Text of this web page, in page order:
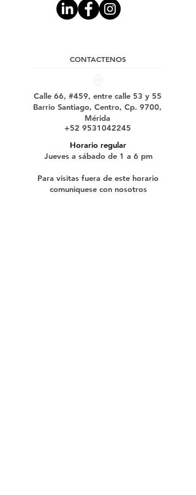
CONTACTENOS
Calle 66, #459, entre calle 53 y 55
Barrio Santiago, Centro, Cp. 9700,
Mérida
+52 9531042245
Horario regular
Jueves a sábado de 1 a 6 pm
Para visitas fuera de este horario
comuniquese con nosotros